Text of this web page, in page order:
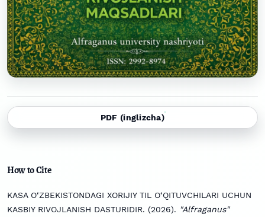
PDF (inglizcha)
How to Cite
KASA O‘ZBEKISTONDAGI XORIJIY TIL O‘QITUVCHILARI UCHUN
KASBIY RIVOJLANISH DASTURIDIR. (2026). "Alfraganus"